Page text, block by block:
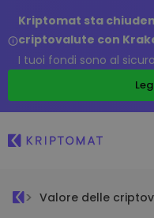
Kriptomat sta
criptovalute con
I tuoi fondi sono al
Valore delle